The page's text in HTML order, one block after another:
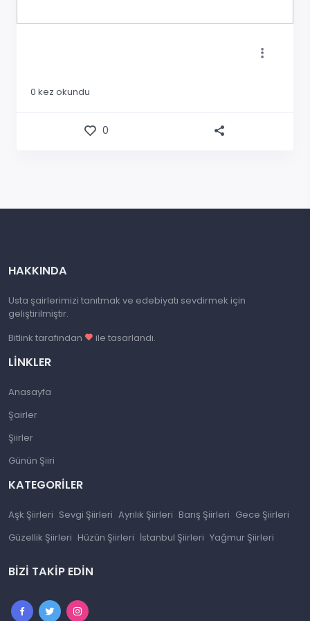
0 kez okundu
0
HAKKINDA
Usta şairlerimizi tanıtmak ve edebiyatı sevdirmek için
geliştirilmiştir.
Bitlink tarafından
ile tasarlandı.
LINKLER
Anasayfa
Şairler
Şiirler
Günün Şiiri
KATEGORILER
Aşk Şiirleri Sevgi Şiirleri Ayrılık Şiirleri Barış Şiirleri Gece Şiirleri
Güzellik Şiirleri Hüzün Şiirleri İstanbul Şiirleri Yağmur Şiirleri
BIZI TAKIP EDIN